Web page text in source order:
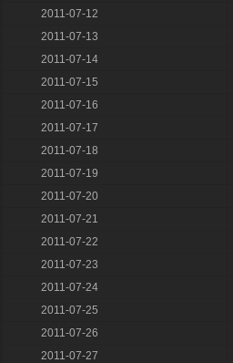
2011-07-12
2011-07-13
2011-07-14
2011-07-15
2011-07-16
2011-07-17
2011-07-18
2011-07-19
2011-07-20
2011-07-21
2011-07-22
2011-07-23
2011-07-24
2011-07-25
2011-07-26
2011-07-27